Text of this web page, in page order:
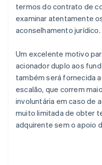
termos do contrato de
examinar atentamente
aconselhamento jurídico.
Um excelente motivo
acionador duplo aos
também será fornecida
escalão, que correm
involuntária em caso de
muito limitada de obter
adquirente sem o apoio